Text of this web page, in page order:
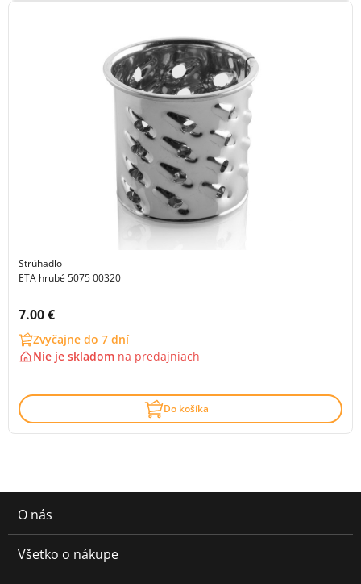
Strúhadlo
ETA hrubé 5075 00320
Cena s DPH:
7.00 €
Zvyčajne do 7 dní
Nie je skladom na predajniach
Do košíka
O nás
Všetko o nákupe